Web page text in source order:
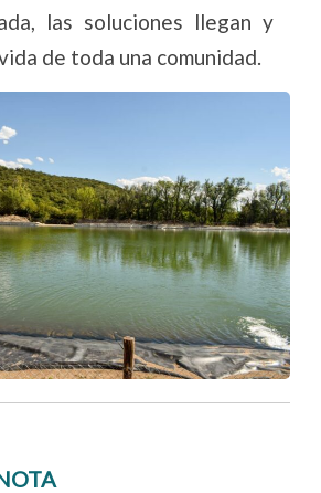
las soluciones llegan y
de toda una comunidad.